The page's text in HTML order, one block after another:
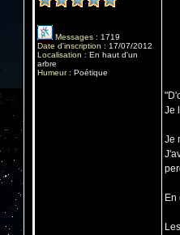
Messages : 1719
Date d'inscription : 17/07/2012
Localisation : En haut d'un
arbre
Humeur: Poétique
Je
Je
En